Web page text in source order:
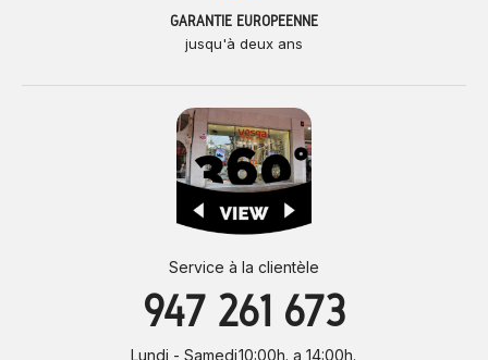
GARANTIE EUROPÉENNE
jusqu'à deux ans
Service à la clientèle
947 261 673
Lundi - Samedi10:00h. a 14:00h.